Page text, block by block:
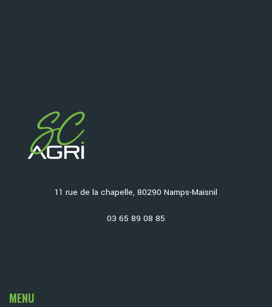
11 rue de la chapelle, 80290 Namps-Maisnil
03 65 89 08 85
MENU